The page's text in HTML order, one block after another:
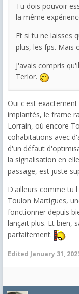
Tu dois pouvoir
la même
Et si tu ne laisses
plus, les fps. Mais
J'avais compris
Terlor.
Oui c'est
implantés, le frame
Lorrain, où encore
cohabitations avec
d'un défaut
la signalisation en
passage, est juste
D'ailleurs comme tu
Toulon Martigues,
fonctionner depuis
lançait plus. Et bien,
parfaitement.
Edited January 31,